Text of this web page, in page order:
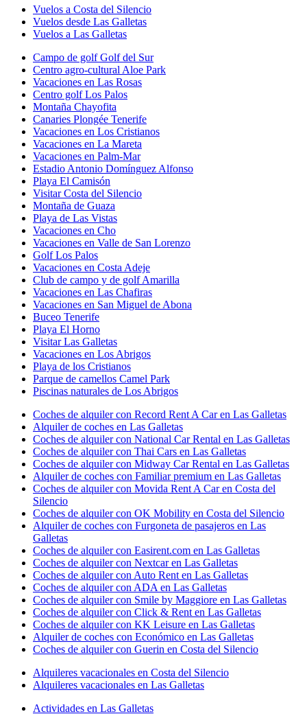
Vuelos a Costa del Silencio
Vuelos desde Las Galletas
Vuelos a Las Galletas
Campo de golf Golf del Sur
Centro agro-cultural Aloe Park
Vacaciones en Las Rosas
Centro golf Los Palos
Montaña Chayofita
Canaries Plongée Tenerife
Vacaciones en Los Cristianos
Vacaciones en La Mareta
Vacaciones en Palm-Mar
Estadio Antonio Domínguez Alfonso
Playa El Camisón
Visitar Costa del Silencio
Montaña de Guaza
Playa de Las Vistas
Vacaciones en Cho
Vacaciones en Valle de San Lorenzo
Golf Los Palos
Vacaciones en Costa Adeje
Club de campo y de golf Amarilla
Vacaciones en Las Chafiras
Vacaciones en San Miguel de Abona
Buceo Tenerife
Playa El Horno
Visitar Las Galletas
Vacaciones en Los Abrigos
Playa de los Cristianos
Parque de camellos Camel Park
Piscinas naturales de Los Abrigos
Coches de alquiler con Record Rent A Car en Las Galletas
Alquiler de coches en Las Galletas
Coches de alquiler con National Car Rental en Las Galletas
Coches de alquiler con Thai Cars en Las Galletas
Coches de alquiler con Midway Car Rental en Las Galletas
Alquiler de coches con Familiar premium en Las Galletas
Coches de alquiler con Movida Rent A Car en Costa del
Silencio
Coches de alquiler con OK Mobility en Costa del Silencio
Alquiler de coches con Furgoneta de pasajeros en Las
Galletas
Coches de alquiler con Easirent.com en Las Galletas
Coches de alquiler con Nextcar en Las Galletas
Coches de alquiler con Auto Rent en Las Galletas
Coches de alquiler con ADA en Las Galletas
Coches de alquiler con Smile by Maggiore en Las Galletas
Coches de alquiler con Click & Rent en Las Galletas
Coches de alquiler con KK Leisure en Las Galletas
Alquiler de coches con Económico en Las Galletas
Coches de alquiler con Guerin en Costa del Silencio
Alquileres vacacionales en Costa del Silencio
Alquileres vacacionales en Las Galletas
Actividades en Las Galletas